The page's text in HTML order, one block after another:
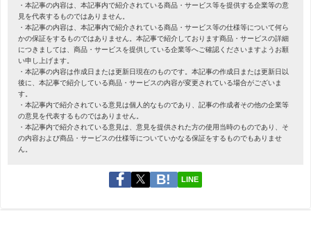
・本記事の内容は、本記事内で紹介されている商品・サービス等を提供する企業等の意
見を代表するものではありません。
・本記事の内容は、本記事内で紹介されている商品・サービス等の仕様等について何ら
かの保証をするものではありません。本記事で紹介しております商品・サービスの詳細
につきましては、商品・サービスを提供している企業等へご確認くださいますようお願
い申し上げます。
・本記事の内容は作成日または更新日現在のものです。本記事の作成日または更新日以
後に、本記事で紹介している商品・サービスの内容が変更されている場合がございま
す。
・本記事内で紹介されている意見は個人的なものであり、記事の作成者その他の企業等
の意見を代表するものではありません。
・本記事内で紹介されている意見は、意見を提供された方の使用当時のものであり、そ
の内容および商品・サービスの仕様等についていかなる保証をするものでもありませ
ん。
LINE